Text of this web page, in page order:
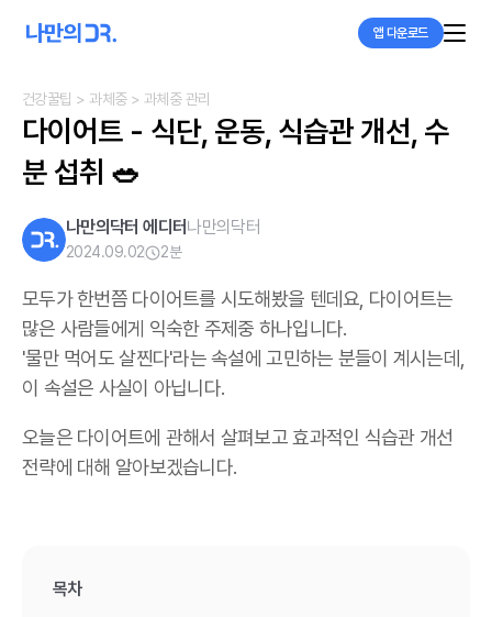
앱 다운로드
건강꿀팁 > 과체중> 과체중 관리
다이어트 - 식단, 운동, 식습관 개선, 수
분 섭취 🥗
나만의닥터 에디터나만의닥터
2024.09.02 2분
모두가 한번쯤 다이어트를 시도해봤을 텐데요, 다이어트는
많은 사람들에게 익숙한 주제중 하나입니다.
'물만 먹어도 살찐다'라는 속설에 고민하는 분들이 계시는데,
이 속설은 사실이 아닙니다.
오늘은 다이어트에 관해서 살펴보고 효과적인 식습관 개선
전략에 대해 알아보겠습니다.
목차